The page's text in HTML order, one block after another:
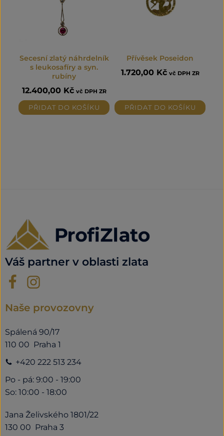
Secesní zlatý náhrdelník
s leukosafíry a syn.
rubíny
12.400,00 Kč vč DPH ZR
PŘIDAT DO KOŠÍKU
Přívěsek Poseidon
1.720,00 Kč vč DPH ZR
PŘIDAT DO KOŠÍKU
Váš partner v oblasti zlata
Naše provozovny
Spálená 90/17
110 00 Praha 1
+420 222 513 234
Po - pá: 9:00 - 19:00
So: 10:00 - 18:00
Jana Želivského 1801/22
130 00 Praha 3